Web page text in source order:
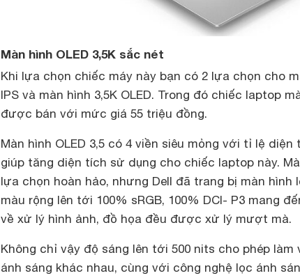
Màn hình OLED 3,5K sắc nét
Khi lựa chọn chiếc máy này bạn có 2 lựa chọn cho
IPS và màn hình 3,5K OLED. Trong đó chiếc laptop
được bán với mức giá 55 triệu đồng.
Màn hình OLED 3,5 có 4 viền siêu mỏng với tỉ lệ
giúp tăng diện tích sử dụng cho chiếc laptop này.
lựa chọn hoàn hảo, nhưng Dell đã trang bị màn hình
màu rộng lên tới 100% sRGB, 100% DCI- P3 mang
về xử lý hình ảnh, đồ họa đều được xử lý mượt mà.
Không chỉ vậy độ sáng lên tới 500 nits cho phép
ánh sáng khác nhau, cùng với công nghệ lọc ánh